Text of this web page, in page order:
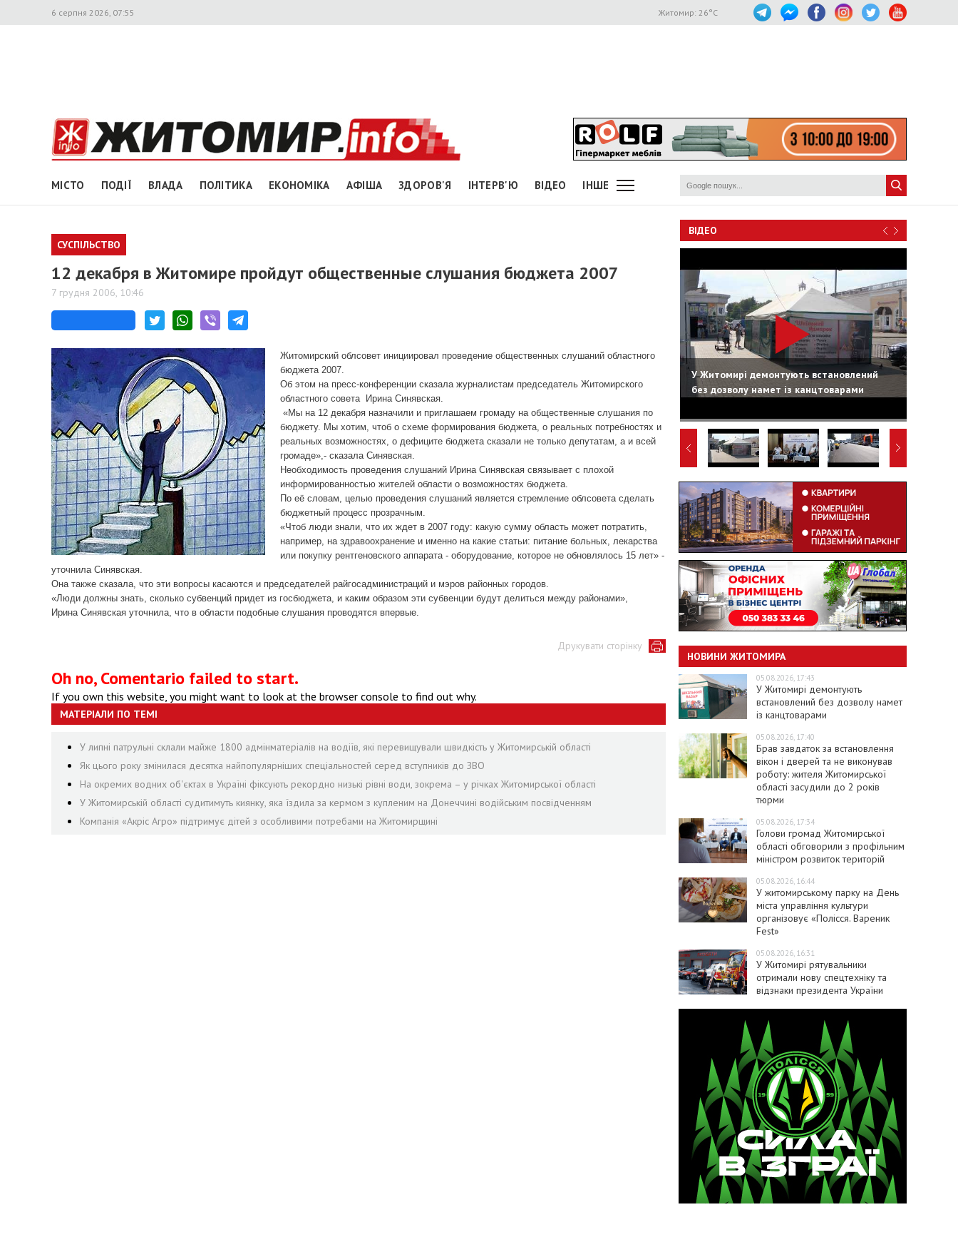
6 серпня 2026, 07:55 Житомир: 26°C
МІСТО ПОДІЇ ВЛАДА ПОЛІТИКА ЕКОНОМІКА АФІША ЗДОРОВ'Я ІНТЕРВ'Ю ВІДЕО ІНШЕ
СУСПІЛЬСТВО
12 декабря в Житомире пройдут общественные слушания бюджета 2007
7 грудня 2006, 10:46
Житомирский облсовет инициировал проведение общественных слушаний областного
бюджета 2007.
Об этом на пресс-конференции сказала журналистам председатель Житомирского
областного совета Ирина Синявская.
«Мы на 12 декабря назначили и приглашаем громаду на общественные слушания по
бюджету. Мы хотим, чтоб о схеме формирования бюджета, о реальных потребностях и
реальных возможностях, о дефиците бюджета сказали не только депутатам, а и всей
громаде»,- сказала Синявская.
Необходимость проведения слушаний Ирина Синявская связывает с плохой
информированностью жителей области о возможностях бюджета.
По её словам, целью проведения слушаний является стремление облсовета сделать
бюджетный процесс прозрачным.
«Чтоб люди знали, что их ждет в 2007 году: какую сумму область может потратить,
например, на здравоохранение и именно на какие статьи: питание больных, лекарства
или покупку рентгеновского аппарата - оборудование, которое не обновлялось 15 лет» -
уточнила Синявская.
Она также сказала, что эти вопросы касаются и председателей райгосадминистраций и мэров районных городов.
«Люди должны знать, сколько субвенций придет из госбюджета, и каким образом эти субвенции будут делиться между районами»,
Ирина Синявская уточнила, что в области подобные слушания проводятся впервые.
Друкувати сторінку
Oh no, Comentario failed to start.
If you own this website, you might want to look at the browser console to find out why.
МАТЕРІАЛИ ПО ТЕМІ
У липні патрульні склали майже 1800 адмінматеріалів на водіїв, які перевищували швидкість у Житомирській області
Як цього року змінилася десятка найпопулярніших спеціальностей серед вступників до ЗВО
На окремих водних об'єктах в Україні фіксують рекордно низькі рівні води, зокрема – у річках Житомирської області
У Житомирській області судитимуть киянку, яка їздила за кермом з купленим на Донеччині водійським посвідченням
Компанія «Акріс Агро» підтримує дітей з особливими потребами на Житомирщині
ВІДЕО
У Житомирі демонтують встановлений
без дозволу намет із канцтоварами
НОВИНИ ЖИТОМИРА
05.08.2026, 17:43
У Житомирі демонтують
встановлений без дозволу намет
із канцтоварами
05.08.2026, 17:40
Брав завдаток за встановлення
вікон і дверей та не виконував
роботу: жителя Житомирської
області засудили до 2 років
тюрми
05.08.2026, 17:34
Голови громад Житомирської
області обговорили з профільним
міністром розвиток територій
05.08.2026, 16:44
У житомирському парку на День
міста управління культури
організовує «Полісся. Вареник
Fest»
05.08.2026, 16:31
У Житомирі рятувальники
отримали нову спецтехніку та
відзнаки президента України